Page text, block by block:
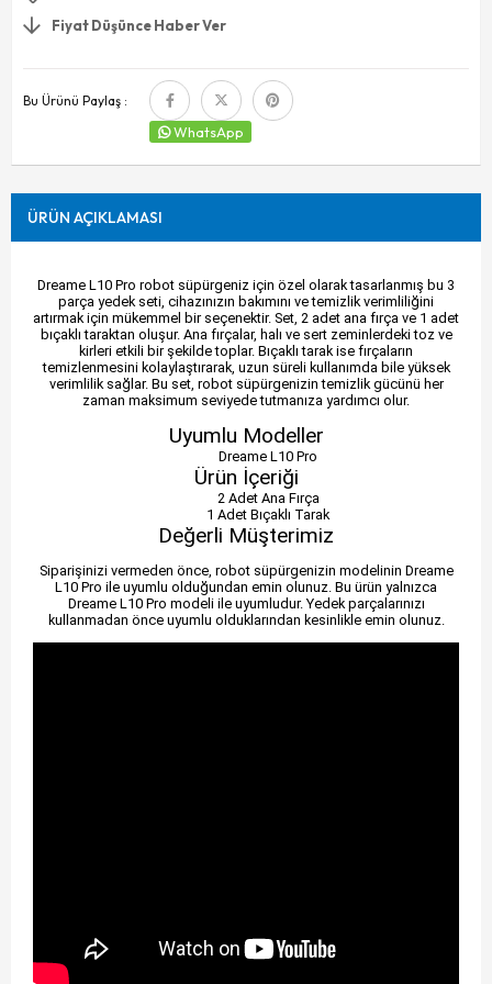
Fiyat Düşünce Haber Ver
Bu Ürünü Paylaş :
WhatsApp
ÜRÜN AÇIKLAMASI
Dreame L10 Pro robot süpürgeniz için özel olarak tasarlanmış bu 3
parça yedek seti, cihazınızın bakımını ve temizlik verimliliğini
artırmak için mükemmel bir seçenektir. Set, 2 adet ana fırça ve 1 adet
bıçaklı taraktan oluşur. Ana fırçalar, halı ve sert zeminlerdeki toz ve
kirleri etkili bir şekilde toplar. Bıçaklı tarak ise fırçaların
temizlenmesini kolaylaştırarak, uzun süreli kullanımda bile yüksek
verimlilik sağlar. Bu set, robot süpürgenizin temizlik gücünü her
zaman maksimum seviyede tutmanıza yardımcı olur.
Uyumlu Modeller
Dreame L10 Pro
Ürün İçeriği
2 Adet Ana Fırça
1 Adet Bıçaklı Tarak
Değerli Müşterimiz
Siparişinizi vermeden önce, robot süpürgenizin modelinin Dreame
L10 Pro ile uyumlu olduğundan emin olunuz. Bu ürün yalnızca
Dreame L10 Pro modeli ile uyumludur. Yedek parçalarınızı
kullanmadan önce uyumlu olduklarından kesinlikle emin olunuz.